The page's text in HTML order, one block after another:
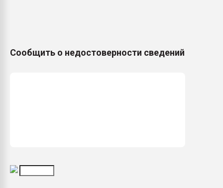
Сообщить о недостоверности сведений